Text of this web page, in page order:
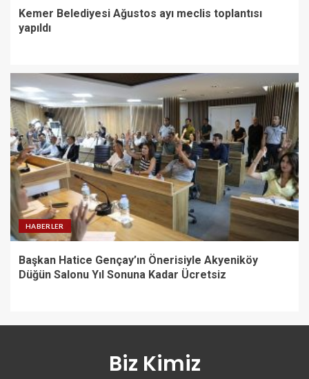
Kemer Belediyesi Ağustos ayı meclis toplantısı
yapıldı
HABERLER
Başkan Hatice Gençay’ın Önerisiyle Akyeniköy
Düğün Salonu Yıl Sonuna Kadar Ücretsiz
Biz Kimiz